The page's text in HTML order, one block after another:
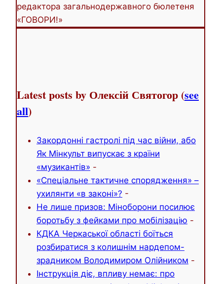
редактора загальнодержавного бюлетеня
«ГОВОРИ!»
Latest posts by Олексій Святогор (see
all)
Закордонні гастролі під час війни, або
Як Мінкульт випускає з країни
«музикантів» -
«Спеціальне тактичне спорядження» –
ухилянти «в законі»? -
Не лише призов: Міноборони посилює
боротьбу з фейками про мобілізацію -
КДКА Черкаської області боїться
розбиратися з колишнім нардепом-
зрадником Володимиром Олійником -
Інструкція діє, впливу немає: про